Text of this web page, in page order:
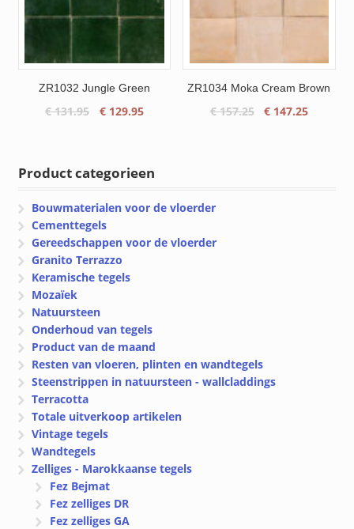
ZR1032 Jungle Green
€131.95
Oorspronkelijke
€129.95Huidige
ZR1034 Moka Cream Brown
€157.25
Oorspronkelijke
€ 147.25Huidige
Product categorieen
Bouwmaterialen voor de vloerder
Cementtegels
Gereedschappen voor de vloerder
Granito Terrazzo
Keramische tegels
Mozaïek
Natuursteen
Onderhoud van tegels
Product van de maand
Resten van vloeren, plinten en wandtegels
Steenstrippen in natuursteen - wallcladdings
Terracotta
Totale uitverkoop artikelen
Vintage tegels
Wandtegels
Zelliges - Marokkaanse tegels
Fez Bejmat
Fez zelliges DR
Fez zelliges GA